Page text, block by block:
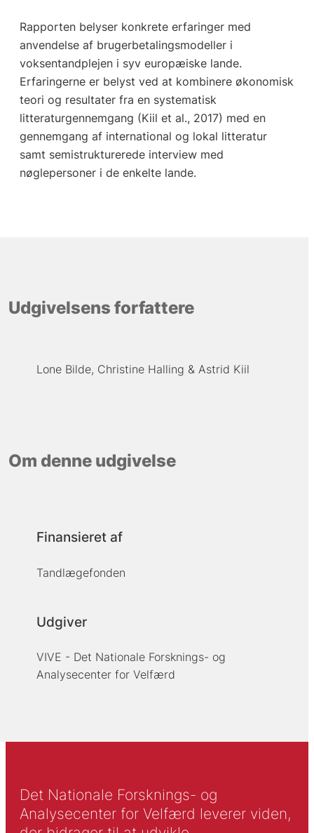
Rapporten belyser konkrete erfaringer med
anvendelse af brugerbetalingsmodeller i
voksentandplejen i syv europæiske lande.
Erfaringerne er belyst ved at kombinere økonomisk
teori og resultater fra en systematisk
litteraturgennemgang (Kiil et al., 2017) med en
gennemgang af international og lokal litteratur
samt semistrukturerede interview med
nøglepersoner i de enkelte lande.
Udgivelsens forfattere
Lone Bilde Christine Halling Astrid Kiil
Om denne udgivelse
Finansieret af
Tandlægefonden
Udgiver
VIVE - Det Nationale Forsknings- og
Analysecenter for Velfærd
Det Nationale Forsknings- og
Analysecenter for Velfærd leverer viden,